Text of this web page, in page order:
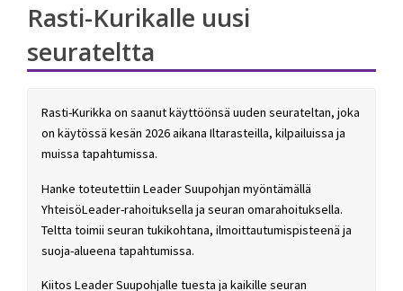
Rasti-Kurikalle uusi
seurateltta
Rasti-Kurikka on saanut käyttöönsä uuden seurateltan, joka
on käytössä kesän 2026 aikana Iltarasteilla, kilpailuissa ja
muissa tapahtumissa.
Hanke toteutettiin Leader Suupohjan myöntämällä
YhteisöLeader-rahoituksella ja seuran omarahoituksella.
Teltta toimii seuran tukikohtana, ilmoittautumispisteenä ja
suoja-alueena tapahtumissa.
Kiitos Leader Suupohjalle tuesta ja kaikille seuran